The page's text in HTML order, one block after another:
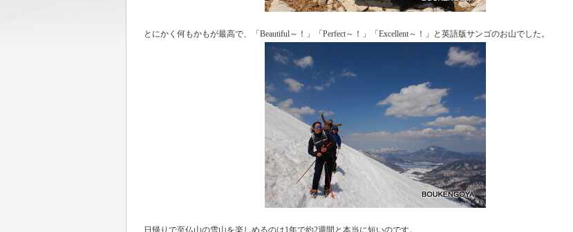
とにかく何もかもが最高で、「Beautiful～！」「Perfect～！」「Excellent～！」と英語版サンゴのお山でした。
日帰りで至仏山の雪山を楽しめるのは1年で約2週間と本当に短いのです。